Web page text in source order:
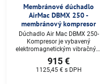
Membránové dúchadlo
AirMac DBMX 250 -
membránový kompresor
Dúchadlo Air Mac DBMX 250-
Kompresor je vybavený
elektromagnetickým vibračným
motorom , ktorého vysoká
účinnosť je jeho všeobecne
známou vlastnosťou. Dodací
915 €
1125,45 € s DPH